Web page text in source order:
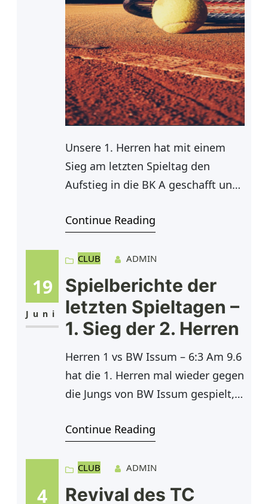
Unsere 1. Herren hat mit einem
Sieg am letzten Spieltag den
Aufstieg in die BK A geschafft und
ungeschlagen. Die Spiele erwiesen
von Regen ein Unterbrechung
stattfand und die beiden Einzel von
Kevin und Robin, sowie die Doppel,
eine Woche später zu Ende
Continue Reading
19
Juni
CLUB ADMIN
Spielberichte der
letzten Spieltagen –
1. Sieg der 2. Herren
Herren 1 vs BW Issum – 6:3 Am 9.6
hat die 1. Herren mal wieder gegen
die Jungs von BW Issum gespielt,
in den letzten Jahren auch mal
Anlage. Nachdem es im Winter
ebenfalls zuhause nur ein 3:3 gab
Continue Reading
4
CLUB ADMIN
Revival des TC